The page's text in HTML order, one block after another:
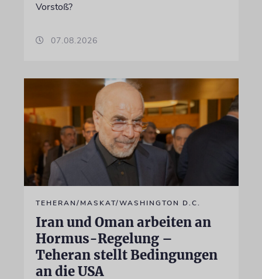
Vorstoß?
07.08.2026
TEHERAN/MASKAT/WASHINGTON D.C.
Iran und Oman arbeiten an
Hormus-Regelung –
Teheran stellt Bedingungen
an die USA